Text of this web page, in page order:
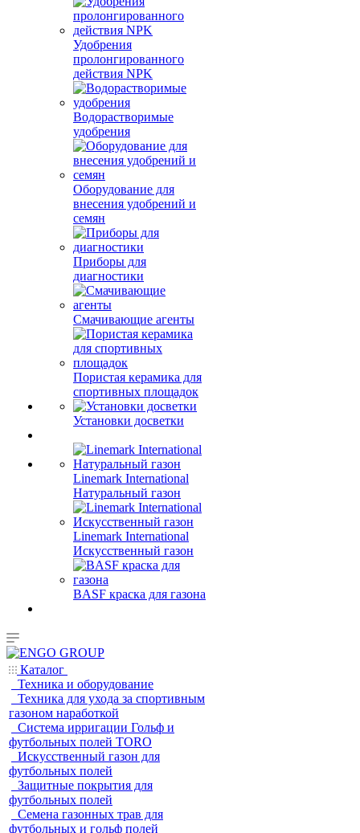
Удобрения
пролонгированного
действия NPK
Водорастворимые
удобрения
Оборудование для
внесения удобрений и
семян
Приборы для
диагностики
Смачивающие агенты
Пористая керамика для
спортивных площадок
Установки досветки
Linemark International
Натуральный газон
Linemark International
Искусственный газон
BASF краска для газона
Каталог
Техника и оборудование
Техника для ухода за спортивным
газоном наработкой
Система ирригации Гольф и
футбольных полей TORO
Искусственный газон для
футбольных полей
Защитные покрытия для
футбольных полей
Семена газонных трав для
футбольных и гольф полей